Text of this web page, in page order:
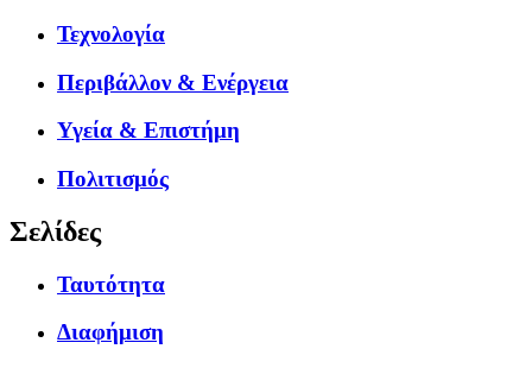
Τεχνολογία
Περιβάλλον & Ενέργεια
Υγεία & Επιστήμη
Πολιτισμός
Σελίδες
Ταυτότητα
Διαφήμιση